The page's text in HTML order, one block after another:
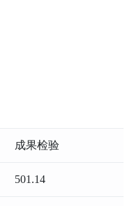
成果检验
501.14